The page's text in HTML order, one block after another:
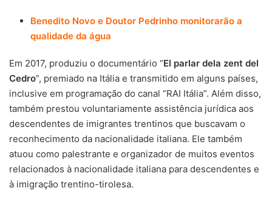
Benedito Novo e Doutor Pedrinho monitorarão a
qualidade da água
Em 2017, produziu o documentário “El parlar dela zent del
Cedro”, premiado na Itália e transmitido em alguns países,
inclusive em programação do canal “RAI Itália”. Além disso,
também prestou voluntariamente assistência jurídica aos
descendentes de imigrantes trentinos que buscavam o
reconhecimento da nacionalidade italiana. Ele também
atuou como palestrante e organizador de muitos eventos
relacionados à nacionalidade italiana para descendentes e
à imigração trentino-tirolesa.